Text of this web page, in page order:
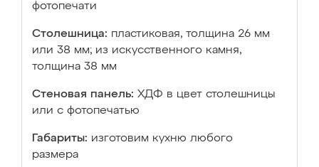
фотопечати
Столешница: пластиковая, толщина 26 мм
или 38 мм; из искусственного камня,
толщина 38 мм
Стеновая панель: ХДФ в цвет столешницы
или с фотопечатью
Габариты: изготовим кухню любого
размера